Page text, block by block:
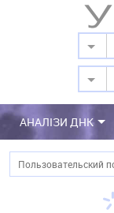
АНАЛІЗИ ДНК
Пошук